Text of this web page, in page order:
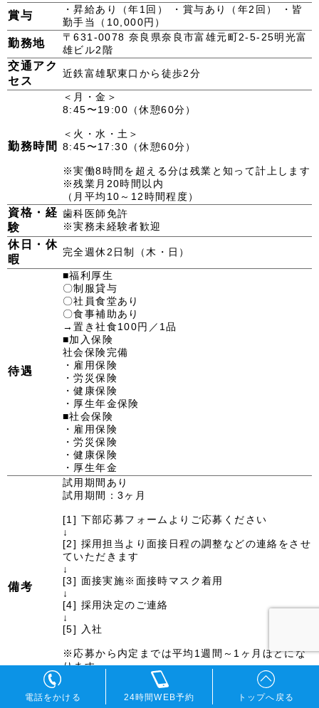
賞与
・昇給あり（年1回） ・賞与あり（年2回） ・皆
勤手当（10,000円）
勤務地
〒631-0078 奈良県奈良市富雄元町2-5-25明光富
雄ビル2階
交通アク
セス
近鉄富雄駅東口から徒歩2分
勤務時間
＜月・金＞
8:45〜19:00（休憩60分）
＜火・水・土＞
8:45〜17:30（休憩60分）
※実働8時間を超える分は残業と知って計上します
※残業月20時間以内
（月平均10～12時間程度）
資格・経
験
歯科医師免許
※実務未経験者歓迎
休日・休
暇
完全週休2日制（木・日）
待遇
■福利厚生
〇制服貸与
〇社員食堂あり
〇食事補助あり
→置き社食100円／1品
■加入保険
社会保険完備
・雇用保険
・労災保険
・健康保険
・厚生年金保険
■社会保険
・雇用保険
・労災保険
・健康保険
・厚生年金
備考
試用期間あり
試用期間：3ヶ月
[1] 下部応募フォームよりご応募ください
↓
[2] 採用担当より面接日程の調整などの連絡をさせ
ていただきます
↓
[3] 面接実施※面接時マスク着用
↓
[4] 採用決定のご連絡
↓
[5] 入社
※応募から内定までは平均1週間～1ヶ月ほどにな
ります。
※在職中で今すぐ転職が難しい方も調整のご相談
が可能です。
電話をかける 24時間WEB予約 トップへ戻る